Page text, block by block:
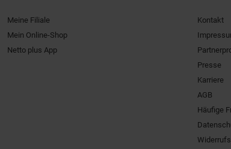
Meine Filiale
Mein Online-Shop
Netto plus App
Kontakt
Presse
Karriere
AGB
Häufige